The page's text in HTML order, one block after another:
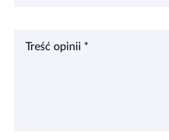
Treść opinii *